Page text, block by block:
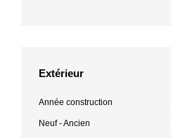
Extérieur
Année construction
Neuf - Ancien